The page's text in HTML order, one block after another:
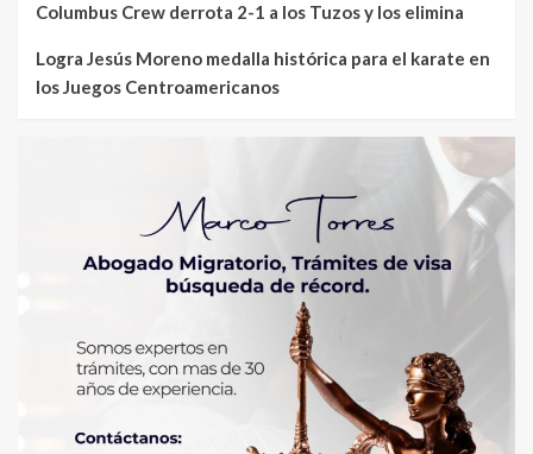
Columbus Crew derrota 2-1 a los Tuzos y los elimina
Logra Jesús Moreno medalla histórica para el karate en
los Juegos Centroamericanos